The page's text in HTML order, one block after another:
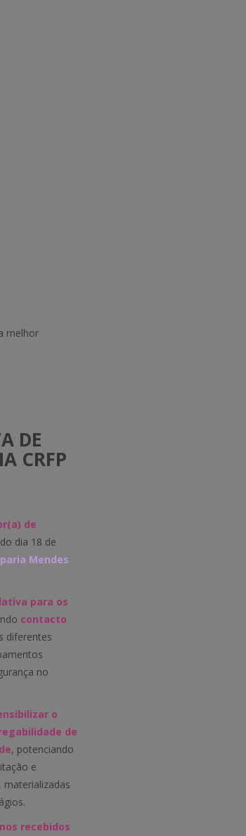
melhor
DE
CRFP
de
dia 18 de
Mendes
para os
contacto
diferentes
no
o
de
, potenciando
e
materializadas
recebidos